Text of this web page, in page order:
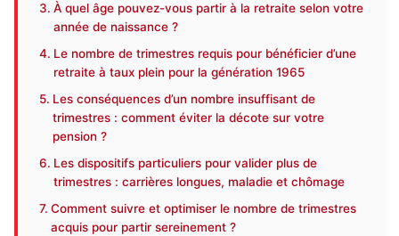
À quel âge pouvez-vous partir à la retraite selon votre
année de naissance ?
Le nombre de trimestres requis pour bénéficier d’une
retraite à taux plein pour la génération 1965
Les conséquences d’un nombre insuffisant de
trimestres : comment éviter la décote sur votre
pension ?
Les dispositifs particuliers pour valider plus de
trimestres : carrières longues, maladie et chômage
Comment suivre et optimiser le nombre de trimestres
acquis pour partir sereinement ?